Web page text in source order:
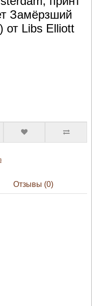
Замёрзший
от Libs Elliott
Отзывы (0)